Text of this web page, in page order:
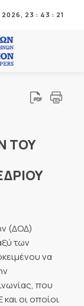
23 : 43 : 21
ΤΟΥ
(ΔΟΔ)
των
να
που
οι οποίοι